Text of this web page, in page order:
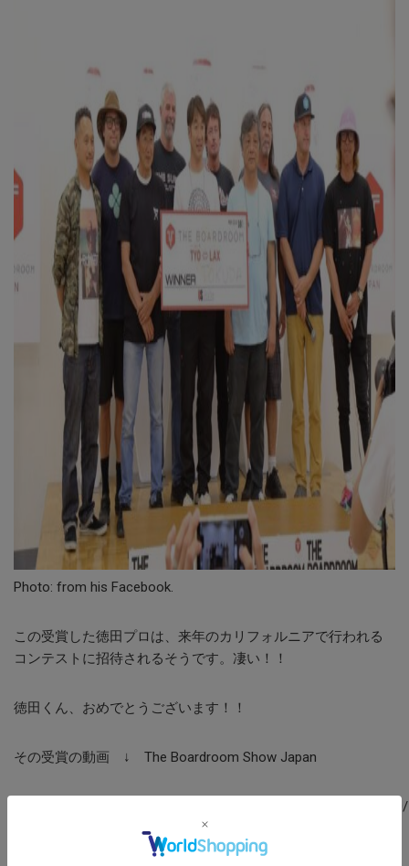
Photo: from his Facebook.
この受賞した徳田プロは、来年のカリフォルニアで行われる
コンテストに招待されるそうです。凄い！！
徳田くん、おめでとうございます！！
その受賞の動画 ↓ The Boardroom Show Japan
https://www.facebook.com/2019BRSJ/videos/644523089319010/